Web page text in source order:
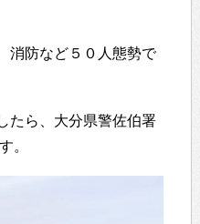
消防など５０人態勢で
たら、大分県警佐伯署
。